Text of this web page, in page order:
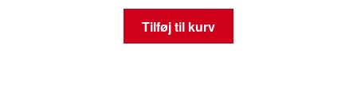
Tilføj til kurv